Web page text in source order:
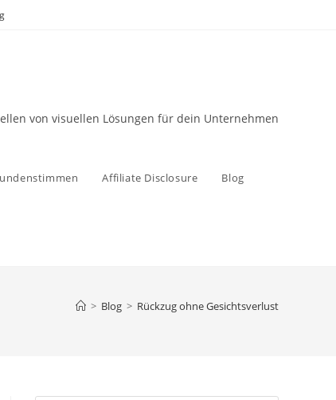
von visuellen Lösungen für dein Unternehmen
Affiliate Disclosure Blog
> Blog > Rückzug ohne Gesichtsverlust